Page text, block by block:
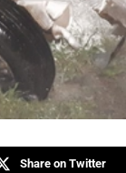
Share on Twitter